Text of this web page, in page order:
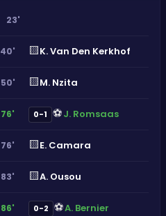
23'
40' 🟨K. Van Den Kerkhof
50' 🟨M. Nzita
76' 0-1 ⚽J. Romsaas
76' 🟨E. Camara
83' 🟨A. Ousou
86' 0-2 ⚽A. Bernier